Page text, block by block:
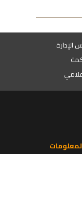
الإدارة